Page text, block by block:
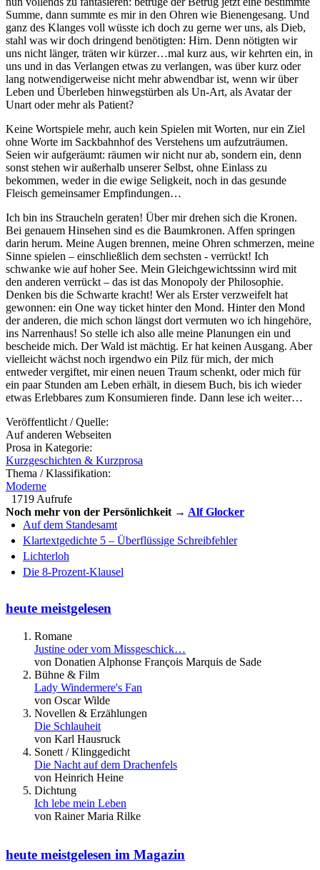
Summe, dann summte es mir in den Ohren wie Bienengesang. Und
ganz des Klanges voll wüsste ich doch zu gerne wer uns, als Dieb,
stahl was wir doch dringend benötigten: Hirn. Denn nötigten wir
uns nicht länger, träten wir kürzer…mal kurz aus, wir kehrten ein, in
uns und in das Verlangen etwas zu verlangen, was über kurz oder
lang notwendigerweise nicht mehr abwendbar ist, wenn wir über
Leben und Überleben hinwegstürben als Un-Art, als Avatar der
Unart oder mehr als Patient?
Keine Wortspiele mehr, auch kein Spielen mit Worten, nur ein Ziel
ohne Worte im Sackbahnhof des Verstehens um aufzuträumen.
Seien wir aufgeräumt: räumen wir nicht nur ab, sondern ein, denn
sonst stehen wir außerhalb unserer Selbst, ohne Einlass zu
bekommen, weder in die ewige Seligkeit, noch in das gesunde
Fleisch gemeinsamer Empfindungen…
Ich bin ins Straucheln geraten! Über mir drehen sich die Kronen.
Bei genauem Hinsehen sind es die Baumkronen. Affen springen
darin herum. Meine Augen brennen, meine Ohren schmerzen, meine
Sinne spielen – einschließlich dem sechsten - verrückt! Ich
schwanke wie auf hoher See. Mein Gleichgewichtssinn wird mit
den anderen verrückt – das ist das Monopoly der Philosophie.
Denken bis die Schwarte kracht! Wer als Erster verzweifelt hat
gewonnen: ein One way ticket hinter den Mond. Hinter den Mond
der anderen, die mich schon längst dort vermuten wo ich hingehöre,
ins Narrenhaus! So stelle ich also alle meine Planungen ein und
bescheide mich. Der Wald ist mächtig. Er hat keinen Ausgang. Aber
vielleicht wächst noch irgendwo ein Pilz für mich, der mich
entweder vergiftet, mir einen neuen Traum schenkt, oder mich für
ein paar Stunden am Leben erhält, in diesem Buch, bis ich wieder
etwas Erlebbares zum Konsumieren finde. Dann lese ich weiter…
Veröffentlicht / Quelle:
Auf anderen Webseiten
Prosa in Kategorie:
Kurzgeschichten & Kurzprosa
Thema / Klassifikation:
Moderne
1719 Aufrufe
Noch mehr von der Persönlichkeit → Alf Glocker
Auf dem Standesamt
Klartextgedichte 5 – Überflüssige Schreibfehler
Lichterloh
Die 8-Prozent-Klausel
heute meistgelesen
Romane
Justine oder vom Missgeschick…
von Donatien Alphonse François Marquis de Sade
Bühne & Film
Lady Windermere's Fan
von Oscar Wilde
Novellen & Erzählungen
Die Schlauheit
von Karl Hausruck
Sonett / Klinggedicht
Die Nacht auf dem Drachenfels
von Heinrich Heine
Dichtung
Ich lebe mein Leben
von Rainer Maria Rilke
heute meistgelesen im Magazin